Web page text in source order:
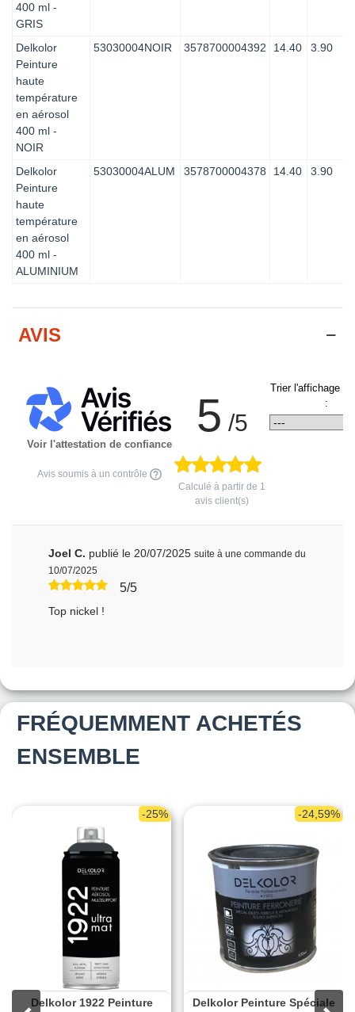
400 ml -
GRIS
Delkolor
Peinture
haute
température
en aérosol
400 ml -
NOIR
53030004NOIR 3578700004392 14.40 3.90
Delkolor
Peinture
haute
température
en aérosol
400 ml -
ALUMINIUM
53030004ALUM 3578700004378 14.40 3.90
AVIS
Voir l'attestation de confiance
Avis soumis à un contrôle
5 /5
Calculé à partir de 1
avis client(s)
Trier l'affichage
:
Joel C. publié le 20/07/2025 suite à une commande du
10/07/2025
5/5
Top nickel !
FRÉQUEMMENT ACHETÉS
ENSEMBLE
-25%
Delkolor 1922 Peinture
-24,59%
Delkolor Peinture Spéciale